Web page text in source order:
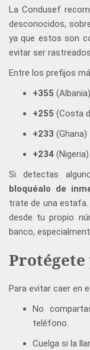
La Condusef
desconocidos,
ya que estos son
evitar ser
Entre los prefijos
+355 (Albania)
+255 (Costa
+233 (Ghana)
+234 (Nigeria)
Si detectas
bloquéalo de
trate de una
desde tu propio
banco,
Para evitar caer en
No
teléfono.
Cuelga si la